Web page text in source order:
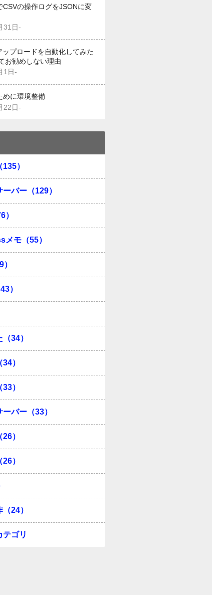
CSVの操作ログをJSONに変
31日-
ップロードを自動化してみた
お勧めしない理由
1日-
めに環境整備
22日-
）
バー（129）
）
モ（55）
）
34）
）
）
バー（33）
）
）
24）
テゴリ